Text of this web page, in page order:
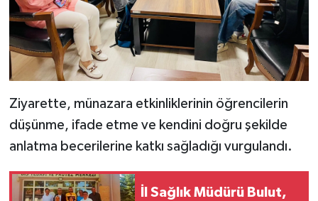
Ziyarette, münazara etkinliklerinin öğrencilerin
düşünme, ifade etme ve kendini doğru şekilde
anlatma becerilerine katkı sağladığı vurgulandı.
İl Sağlık Müdürü Bulut,